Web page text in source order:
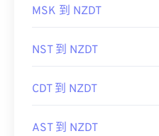
MSK 到 NZDT
NST 到 NZDT
CDT 到 NZDT
AST 到 NZDT